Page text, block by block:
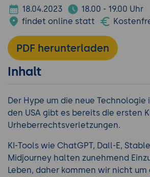
18.04.2023
18.00 - 19.00 Uhr
findet online statt
PDF herunterladen
Inhalt
Der Hype um die neue
den USA gibt es bereits die ersten
Urheberrechtsverletzungen.
KI-Tools wie ChatGPT, Dall-E,
Midjourney halten zunehmend
Leben, daher kommen wir nicht um